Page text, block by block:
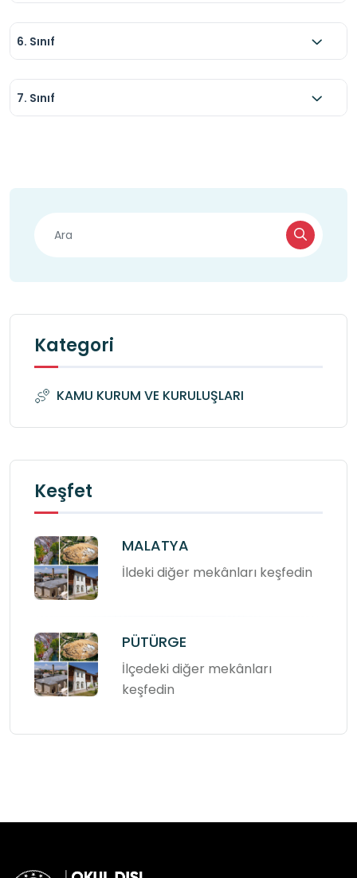
6. Sınıf
7. Sınıf
Kategori
KAMU KURUM VE KURULUŞLARI
Keşfet
MALATYA
İldeki diğer mekânları keşfedin
PÜTÜRGE
İlçedeki diğer mekânları
keşfedin